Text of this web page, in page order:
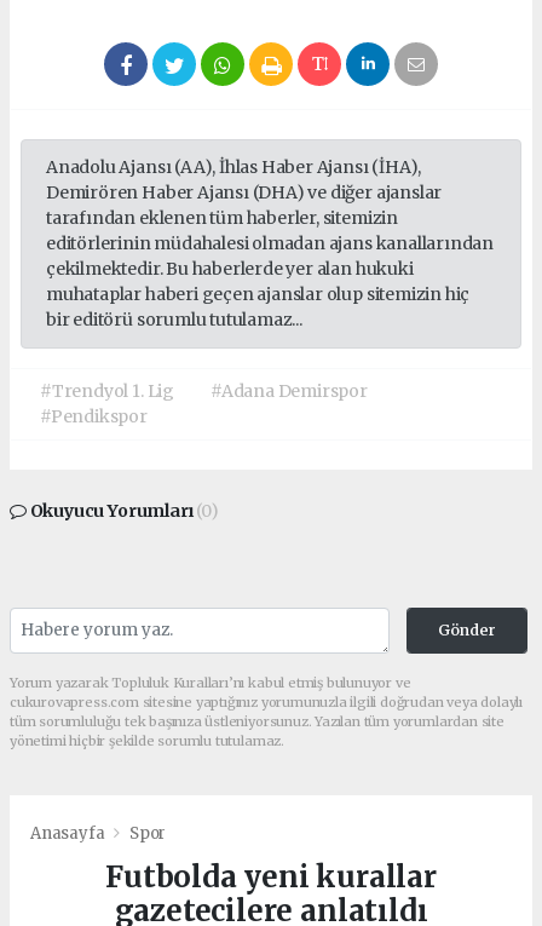
Anadolu Ajansı (AA), İhlas Haber Ajansı (İHA),
Demirören Haber Ajansı (DHA) ve diğer ajanslar
tarafından eklenen tüm haberler, sitemizin
editörlerinin müdahalesi olmadan ajans kanallarından
çekilmektedir. Bu haberlerde yer alan hukuki
muhataplar haberi geçen ajanslar olup sitemizin hiç
bir editörü sorumlu tutulamaz...
#Trendyol 1. Lig
#Adana Demirspor
#Pendikspor
Okuyucu Yorumları(0)
Gönder
Yorum yazarak Topluluk Kuralları’nı kabul etmiş bulunuyor ve
cukurovapress.com sitesine yaptığınız yorumunuzla ilgili doğrudan veya dolaylı
tüm sorumluluğu tek başınıza üstleniyorsunuz. Yazılan tüm yorumlardan site
yönetimi hiçbir şekilde sorumlu tutulamaz.
Anasayfa Spor
Futbolda yeni kurallar
gazetecilere anlatıldı